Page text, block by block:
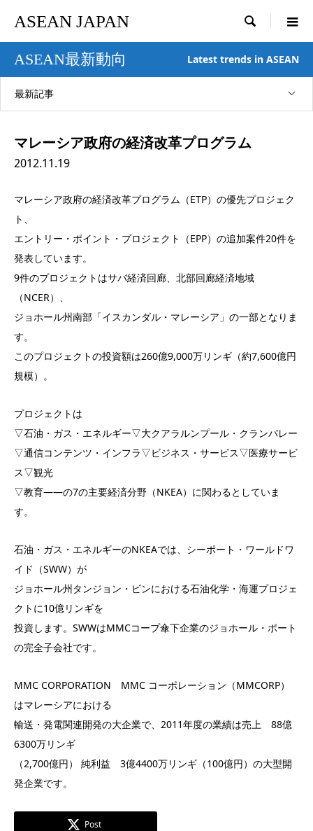
ASEAN JAPAN 
ASEAN最新動向 Latest trends in ASEAN
最新記事
マレーシア政府の経済改革プログラム
2012.11.19
マレーシア政府の経済改革プログラム（ETP）の優先プロジェク
ト、
エントリー・ポイント・プロジェクト（EPP）の追加案件20件を
発表しています。
9件のプロジェクトはサバ経済回廊、北部回廊経済地域
（NCER）、
ジョホール州南部「イスカンダル・マレーシア」の一部となりま
す。
このプロジェクトの投資額は260億9,000万リンギ（約7,600億円
規模）。
プロジェクトは
▽石油・ガス・エネルギー▽大クアラルンプール・クランバレー
▽通信コンテンツ・インフラ▽ビジネス・サービス▽医療サービ
ス▽観光
▽教育――の7の主要経済分野（NKEA）に関わるとしていま
す。
石油・ガス・エネルギーのNKEAでは、シーポート・ワールドワ
イド（SWW）が
ジョホール州タンジョン・ビンにおける石油化学・海運プロジェ
クトに10億リンギを
投資します。SWWはMMCコープ傘下企業のジョホール・ポート
の完全子会社です。
MMC CORPORATION MMC コーポレーション（MMCORP）
はマレーシアにおける
輸送・発電関連開発の大企業で、2011年度の業績は売上 88億
6300万リンギ
（2,700億円） 純利益 3億4400万リンギ（100億円）の大型開
発企業です。
Post